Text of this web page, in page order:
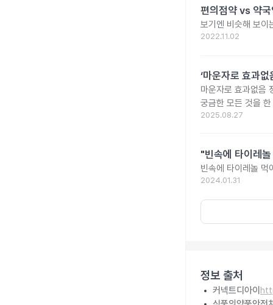
편의점약 vs 약
보기엔 비슷해 보이
2022.11.02
‘마운자로 효과
마운자로 효과없음
궁금한 모든 것을
2025.08.27
"빈속에 타이레
빈속에 타이레놀 먹
2024.01.31
정보 출처
커넥트디아이